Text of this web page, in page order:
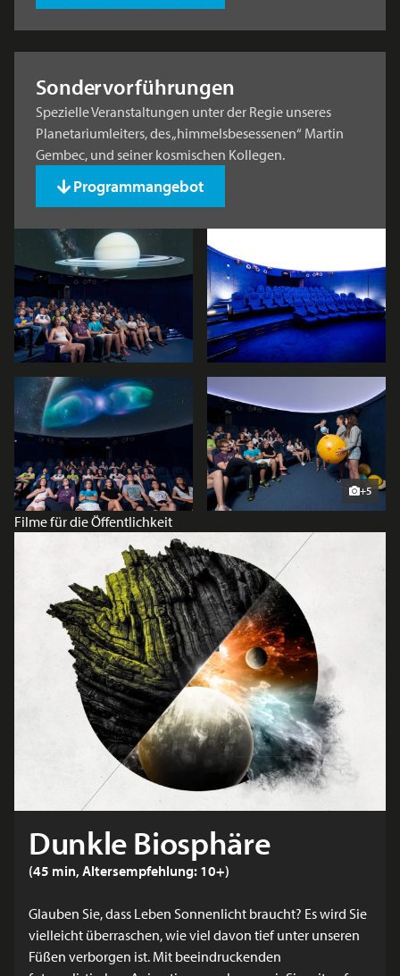
Sondervorführungen
Spezielle Veranstaltungen unter der Regie unseres
Planetariumleiters, des „himmelsbesessenen“ Martin
Gembec, und seiner kosmischen Kollegen.
Programmangebot
+5
Filme für die Öffentlichkeit
Dunkle Biosphäre
(45 min, Altersempfehlung: 10+)
Glauben Sie, dass Leben Sonnenlicht braucht? Es wird Sie
vielleicht überraschen, wie viel davon tief unter unseren
Füßen verborgen ist. Mit beeindruckenden